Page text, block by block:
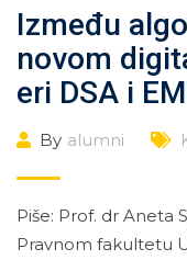
Između
novom
eri DSA i
By alumni
Piše: Prof. dr Aneta
Pravnom fakultetu